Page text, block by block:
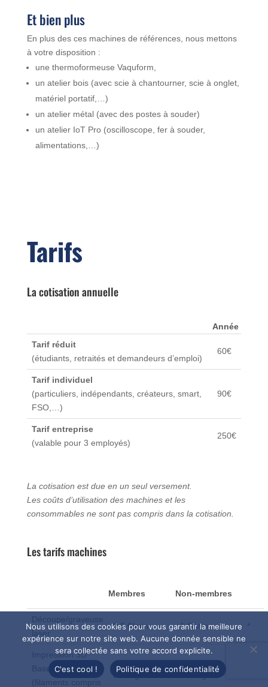
Et bien plus
En plus des ces machines de références, nous mettons
à votre disposition :
une thermoformeuse Vaquform,
un atelier bois (avec scie à chantourner, scie à onglet,
matériel portatif,…)
un atelier métal (avec des postes à souder)
un atelier IoT Pro (oscilloscope, fer à souder,
alimentations,…)
Tarifs
La cotisation annuelle
Année
Tarif réduit
(étudiants, retraités et demandeurs d’emploi)
60€
Tarif individuel
(particuliers, indépendants, créateurs, smart,
FSO,…)
90€
Tarif entreprise
(valable pour 3 employés)
250€
La cotisation est due en un seul versement.
Les coûts d’utilisation des machines et les
consommables ne sont pas compris dans la cotisation.
Les tarifs machines
Membres Non-membres
laser
0.5 €/min 1 €/min
Impression 3D
Base FDM
0.1 €/gr 0.2 €/gr
Nous utilisons des cookies pour vous garantir la meilleure
expérience sur notre site web. Aucune donnée sensible ne
sera collectée sans votre accord explicite.
C'est cool !
Politique de confidentialité